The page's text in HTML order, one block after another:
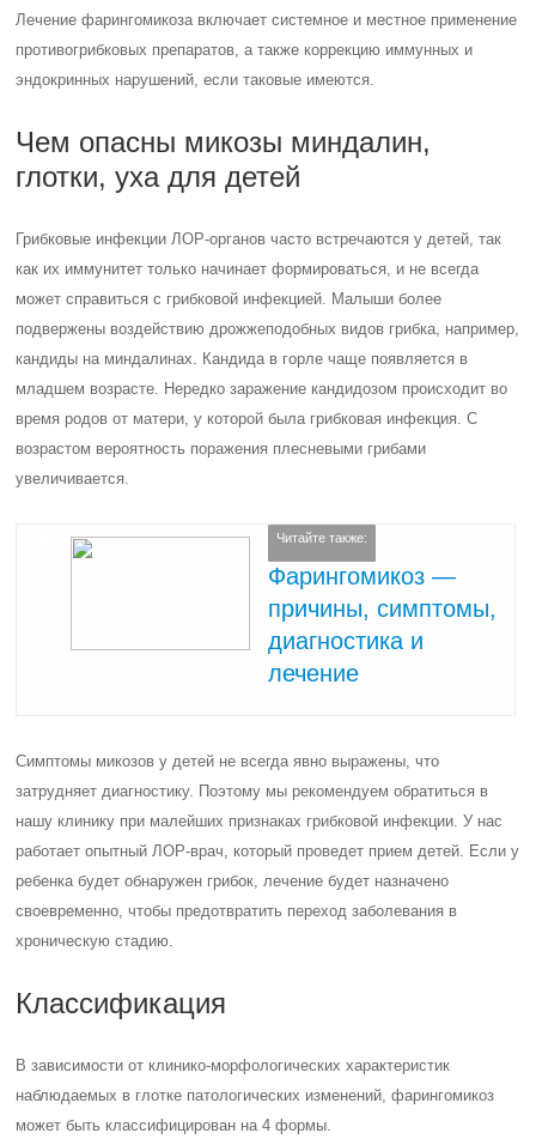
Лечение фарингомикоза включает системное и местное применение
противогрибковых препаратов, а также коррекцию иммунных и
эндокринных нарушений, если таковые имеются.
Чем опасны микозы миндалин,
глотки, уха для детей
Грибковые инфекции ЛОР-органов часто встречаются у детей, так
как их иммунитет только начинает формироваться, и не всегда
может справиться с грибковой инфекцией. Малыши более
подвержены воздействию дрожжеподобных видов грибка, например,
кандиды на миндалинах. Кандида в горле чаще появляется в
младшем возрасте. Нередко заражение кандидозом происходит во
время родов от матери, у которой была грибковая инфекция. С
возрастом вероятность поражения плесневыми грибами
увеличивается.
Читайте также:
Фарингомикоз —
причины, симптомы,
диагностика и
лечение
Симптомы микозов у детей не всегда явно выражены, что
затрудняет диагностику. Поэтому мы рекомендуем обратиться в
нашу клинику при малейших признаках грибковой инфекции. У нас
работает опытный ЛОР-врач, который проведет прием детей. Если у
ребенка будет обнаружен грибок, лечение будет назначено
своевременно, чтобы предотвратить переход заболевания в
хроническую стадию.
Классификация
В зависимости от клинико-морфологических характеристик
наблюдаемых в глотке патологических изменений, фарингомикоз
может быть классифицирован на 4 формы.